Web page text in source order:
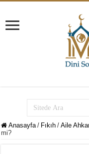
Anasayfa / Fıkıh / Aile
mi?